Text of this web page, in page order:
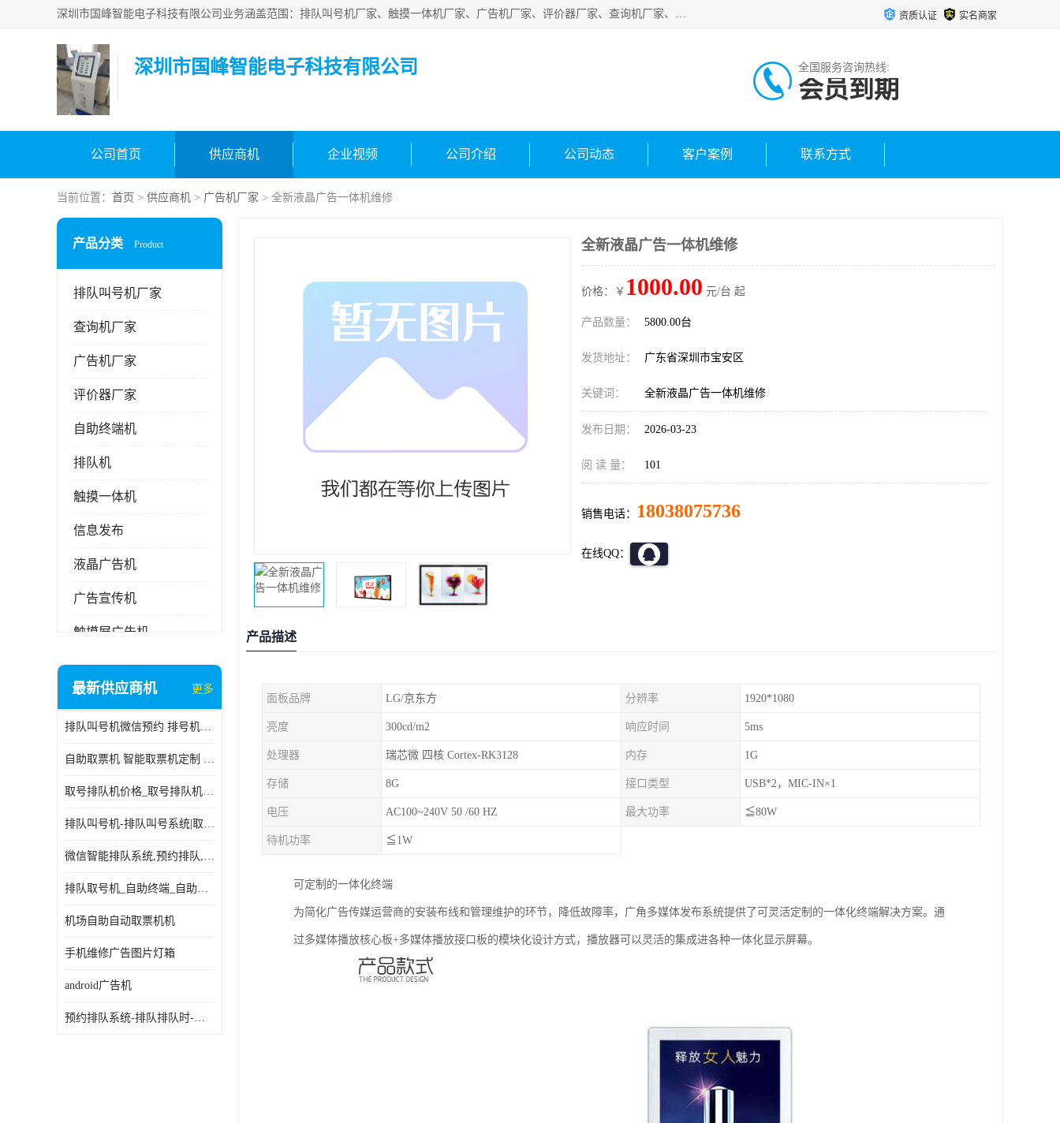
深圳市国峰智能电子科技有限公司业务涵盖范围：排队叫号机厂家、触摸一体机厂家、广告机厂家、评价器厂家、查询机厂家、自助终端机厂家；公司是一家集研发、生产、销售为一体的国民企业，设备制造商和解决方案提供商，广泛应用于银行、医院、、电力、电信、、交通、民航、保险等行业，为不同行业量身定制软硬件为一体的解决方案。 资质认证 实名商家
深圳市国峰智能电子科技有限公司 全国服务咨询热线:
会员到期
公司首页 供应商机 企业视频 公司介绍 公司动态 客户案例 联系方式
当前位置： 首页 > 供应商机 > 广告机厂家 > 全新液晶广告一体机维修
产品分类 Product
排队叫号机厂家
查询机厂家
广告机厂家
评价器厂家
自助终端机
排队机
触摸一体机
信息发布
液晶广告机
广告宣传机
触摸屏广告机
液晶显示器
电子白板
自助服务终端
最新供应商机 更多
排队叫号机微信预约 排号机诊所 行政大厅营业厅取号机
自助取票机 智能取票机定制 款式多样
取号排队机价格_取号排队机报价_取号排队机多少钱
排队叫号机-排队叫号系统|取号机-液晶拼接屏-自助终端机
微信智能排队系统,预约排队,扫码排队,微信叫号
排队取号机_自助终端_自助签到一体机 支持定做
机场自助自动取票机机
手机维修广告图片灯箱
android广告机
预约排队系统-排队排队时-排动排号系统和排队的使用方法
全新液晶广告一体机维修
价格：￥ 1000.00 元/台 起
产品数量： 5800.00台
发货地址： 广东省深圳市宝安区
关键词： 全新液晶广告一体机维修
发布日期： 2026-03-23
阅 读 量： 101
销售电话： 18038075736
在线QQ：
产品描述
面板品牌 LG/京东方 分辨率 1920*1080
亮度 300cd/m2 响应时间 5ms
处理器 瑞芯微 四核 Cortex-RK3128 内存 1G
存储 8G 接口类型 USB*2，MIC-IN×1
电压 AC100~240V 50 /60 HZ 最大功率 ≦80W
待机功率 ≦1W
可定制的一体化终端
为简化广告传媒运营商的安装布线和管理维护的环节，降低故障率，广角多媒体发布系统提供了可灵活定制的一体化终端解决方案。通
过多媒体播放核心板+多媒体播放接口板的模块化设计方式，播放器可以灵活的集成进各种一体化显示屏幕。